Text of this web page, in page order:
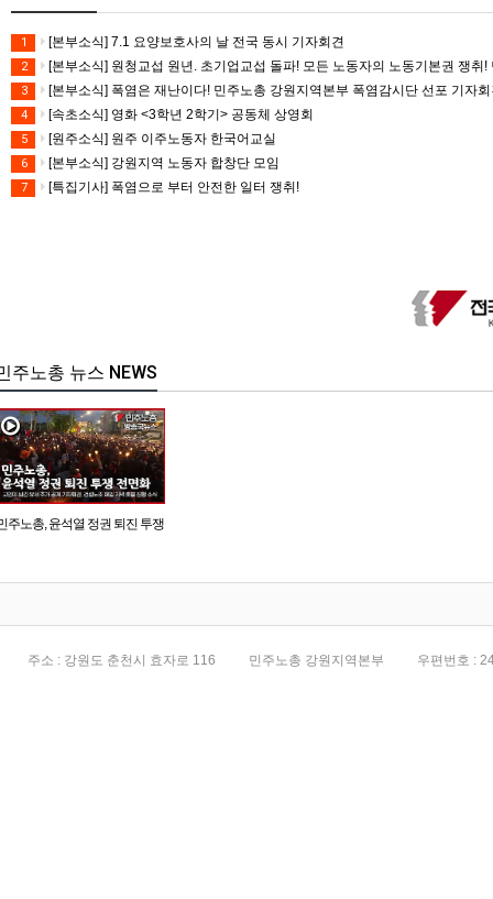
1 [본부소식] 7.1 요양보호사의 날 전국 동시 기자회견
2 [본부소식] 원청교섭 원년. 초기업교섭 돌파! 모든 노동자의 노동기본권 쟁취
3 [본부소식] 폭염은 재난이다! 민주노총 강원지역본부 폭염감시단 선포 기자
4 [속초소식] 영화 <3학년 2학기> 공동체 상영회
5 [원주소식] 원주 이주노동자 한국어교실
6 [본부소식] 강원지역 노동자 합창단 모임
7 [특집기사] 폭염으로 부터 안전한 일터 쟁취!
주노총 뉴스 NEWS
주노총, 윤석열 정권 퇴진 투쟁
주소 : 강원도 춘천시 효자로 116 민주노총 강원지역본부 우편번호 :